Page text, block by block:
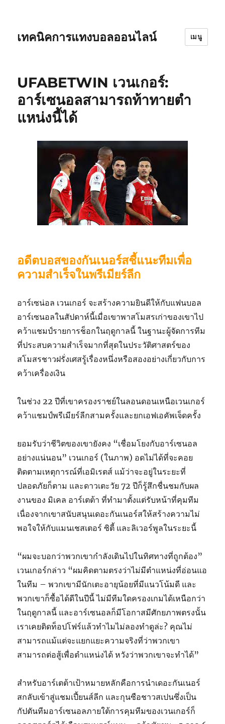
เทคนิคการแทงบอลออนไลน์ เมนู
UFABETWIN เวนเกอร์:
อาร์เซนอลสามารถท้าทายตํา
แหน่งนี้ได้
อดีตบอสของกันเนอร์สชี้แนะทีมเพื่อ
ความสําเร็จในพรีเมียร์ลีก
อาร์เซน่อล เวนเกอร์ จะสร้างความยินดีให้กับแฟนบอล
อาร์เซนอลในสัปดาห์นี้เมื่อเขาพาสโมสรเก่าของเขาไป
คว้าแชมป์รายการช็อกในฤดูกาลนี้ ในฐานะผู้จัดการทีม
ที่ประสบความสําเร็จมากที่สุดในประวัติศาสตร์ของ
สโมสรชาวฝรั่งเศสรู้เรื่องหนึ่งหรือสองอย่างเกี่ยวกับการ
คว้าเครื่องเงิน
ในช่วง 22 ปีที่เขาครองราชย์ในลอนดอนเหนือเวนเกอร์
คว้าแชมป์พรีเมียร์ลีกสามครั้งและยกเอฟเอคัพเจ็ดครั้ง
ยอมรับว่าชีวิตของเขายังคง “เชื่อมโยงกับอาร์เซนอล
อย่างแน่นอน” เวนเกอร์ (ในภาพ) อดไม่ได้ที่จะคอย
ติดตามเหตุการณ์ที่เอมิเรตส์ แม้ว่าจะอยู่ในระยะที่
ปลอดภัยก็ตาม และดาวเตะวัย 72 ปีก็รู้สึกชื่นชมกับผล
งานของ มิเคล อาร์เตต้า ที่ทํามาตั้งแต่รับหน้าที่คุมทีม
เนื่องจากเขาสนับสนุนเดอะกันเนอร์สให้สร้างความไม่
พอใจให้กับแมนเชสเตอร์ ซิตี้ และลิเวอร์พูลในระยะนี้
“ผมจะบอกว่าพวกเขากําลังเดินไปในทิศทางที่ถูกต้อง”
เวนเกอร์กล่าว “ผมคิดตามตรงว่าไม่มีตําแหน่งที่อ่อนแอ
ในทีม – พวกเขามีนักเตะอายุน้อยที่มีแนวโน้มดี และ
พวกเขาก็ซื้อได้ดีในปีนี้ ไม่มีทีมใดครองเกมได้เหนือกว่า
ในฤดูกาลนี้ และอาร์เซนอลก็มีโอกาสมีศักยภาพตรงนั้น
เราเคยติดท็อปโฟร์แล้วทําไมไม่ลองทําดูล่ะ? คุณไม่
สามารถแม้แต่จะแยกแยะความจริงที่ว่าพวกเขา
สามารถต่อสู้เพื่อตําแหน่งได้ หวังว่าพวกเขาจะทําได้”
สําหรับอาร์เตต้าเป้าหมายหลักคือการนําเดอะกันเนอร์
สกลับเข้าสู่แชมเปี้ยนส์ลีก และกุนซือชาวสเปนซึ่งเป็น
กัปตันทีมอาร์เซนอลภายใต้การคุมทีมของเวนเกอร์ก็